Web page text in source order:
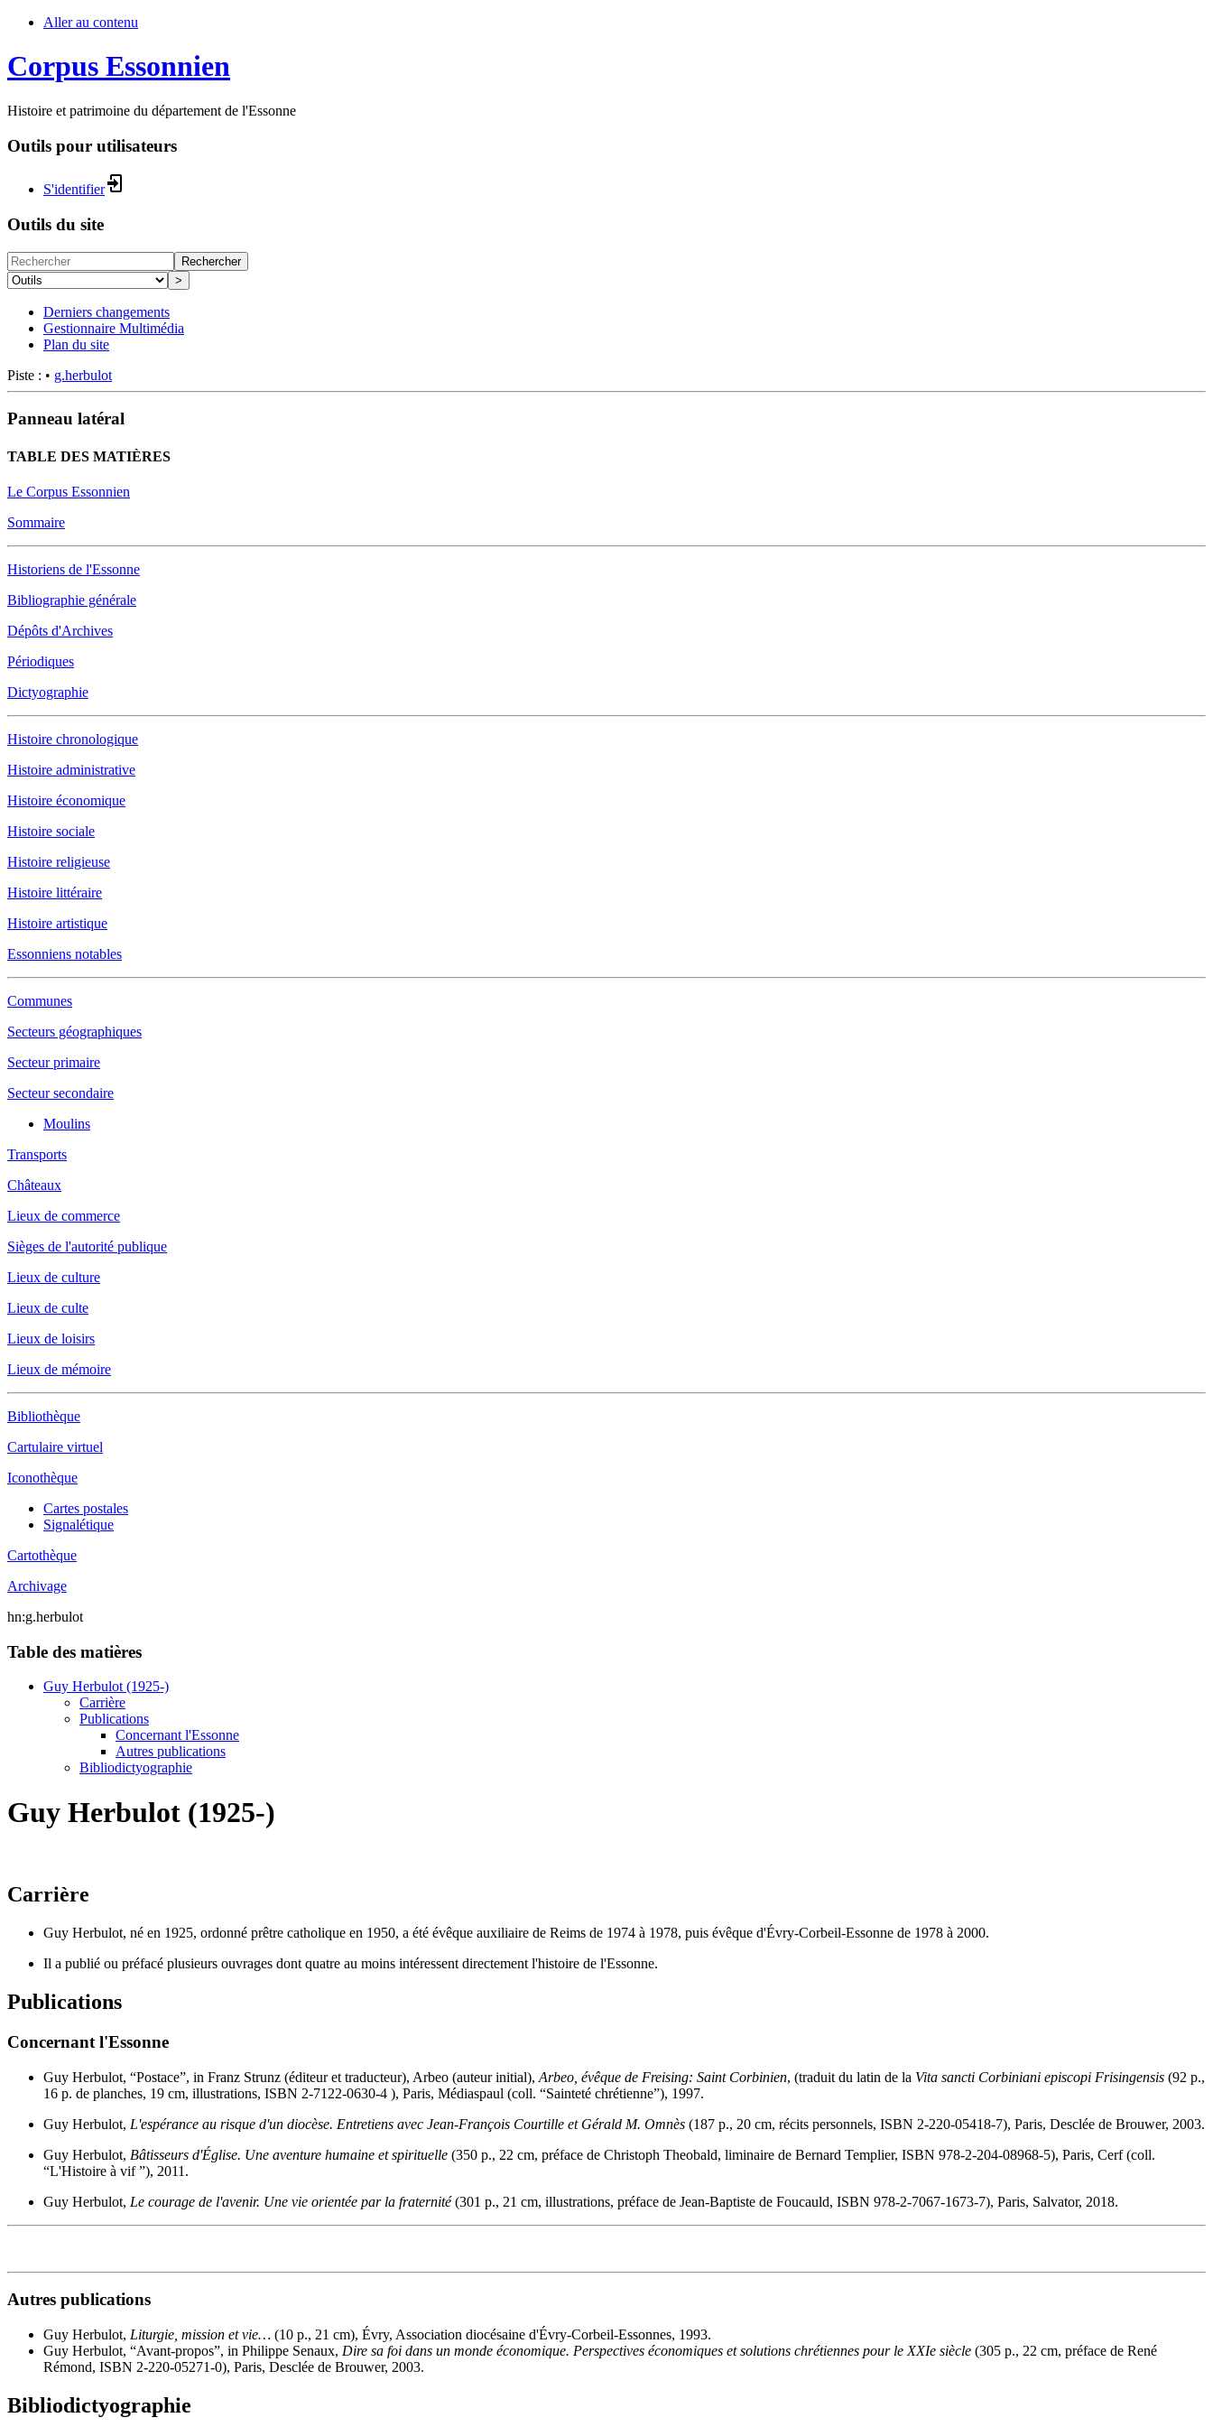
Aller au contenu
Corpus Essonnien
Histoire et patrimoine du département de l'Essonne
Outils pour utilisateurs
S'identifier
Outils du site
Rechercher
>
Derniers changements
Gestionnaire Multimédia
Plan du site
Piste : • g.herbulot
Panneau latéral
TABLE DES MATIÈRES
Le Corpus Essonnien
Sommaire
Historiens de l'Essonne
Bibliographie générale
Dépôts d'Archives
Périodiques
Dictyographie
Histoire chronologique
Histoire administrative
Histoire économique
Histoire sociale
Histoire religieuse
Histoire littéraire
Histoire artistique
Essonniens notables
Communes
Secteurs géographiques
Secteur primaire
Secteur secondaire
Moulins
Transports
Châteaux
Lieux de commerce
Sièges de l'autorité publique
Lieux de culture
Lieux de culte
Lieux de loisirs
Lieux de mémoire
Bibliothèque
Cartulaire virtuel
Iconothèque
Cartes postales
Signalétique
Cartothèque
Archivage
hn:g.herbulot
Table des matières
Guy Herbulot (1925-)
Carrière
Publications
Concernant l'Essonne
Autres publications
Bibliodictyographie
Guy Herbulot (1925-)
Carrière
Guy Herbulot, né en 1925, ordonné prêtre catholique en 1950, a été évêque auxiliaire de Reims de 1974 à 1978, puis évêque d'Évry-Corbeil-Essonne de 1978 à 2000.
Il a publié ou préfacé plusieurs ouvrages dont quatre au moins intéressent directement l'histoire de l'Essonne.
Publications
Concernant l'Essonne
Guy Herbulot, “Postace”, in Franz Strunz (éditeur et traducteur), Arbeo (auteur initial), Arbeo, évêque de Freising: Saint Corbinien, (traduit du latin de la Vita sancti Corbiniani episcopi Frisingensis (92 p.,
16 p. de planches, 19 cm, illustrations, ISBN 2-7122-0630-4 ), Paris, Médiaspaul (coll. “Sainteté chrétienne”), 1997.
Guy Herbulot, L'espérance au risque d'un diocèse. Entretiens avec Jean-François Courtille et Gérald M. Omnès (187 p., 20 cm, récits personnels, ISBN 2-220-05418-7), Paris, Desclée de Brouwer, 2003.
Guy Herbulot, Bâtisseurs d'Église. Une aventure humaine et spirituelle (350 p., 22 cm, préface de Christoph Theobald, liminaire de Bernard Templier, ISBN 978-2-204-08968-5), Paris, Cerf (coll.
“L'Histoire à vif ”), 2011.
Guy Herbulot, Le courage de l'avenir. Une vie orientée par la fraternité(301 p., 21 cm, illustrations, préface de Jean-Baptiste de Foucauld, ISBN 978-2-7067-1673-7), Paris, Salvator, 2018.
Autres publications
Guy Herbulot, Liturgie, mission et vie… (10 p., 21 cm), Évry, Association diocésaine d'Évry-Corbeil-Essonnes, 1993.
Guy Herbulot, “Avant-propos”, in Philippe Senaux, Dire sa foi dans un monde économique. Perspectives économiques et solutions chrétiennes pour le XXIe siècle (305 p., 22 cm, préface de René
Rémond, ISBN 2-220-05271-0), Paris, Desclée de Brouwer, 2003.
Bibliodictyographie